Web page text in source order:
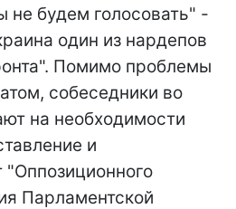
не будем голосовать" -
один из нардепов
Помимо проблемы
собеседники во
на необходимости
и
"Оппозиционного
Парламентской